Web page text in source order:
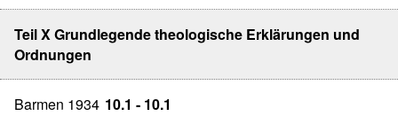
Teil X Grundlegende theologische Erklärungen und
Ordnungen
Barmen 1934 10.1 - 10.1